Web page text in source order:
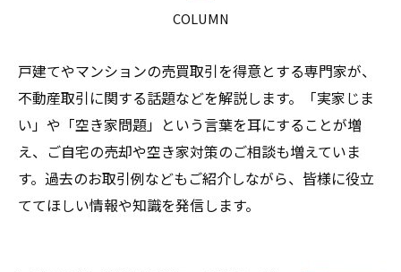
COLUMN
戸建てやマンションの売買取引を得意とする専門家が、
不動産取引に関する話題などを解説します。「実家じま
い」や「空き家問題」という言葉を耳にすることが増
え、ご自宅の売却や空き家対策のご相談も増えていま
す。過去のお取引例などもご紹介しながら、皆様に役立
ててほしい情報や知識を発信します。